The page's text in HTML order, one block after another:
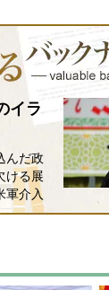
「極東
ホ
小
イラ
んだ政
る展
軍介入